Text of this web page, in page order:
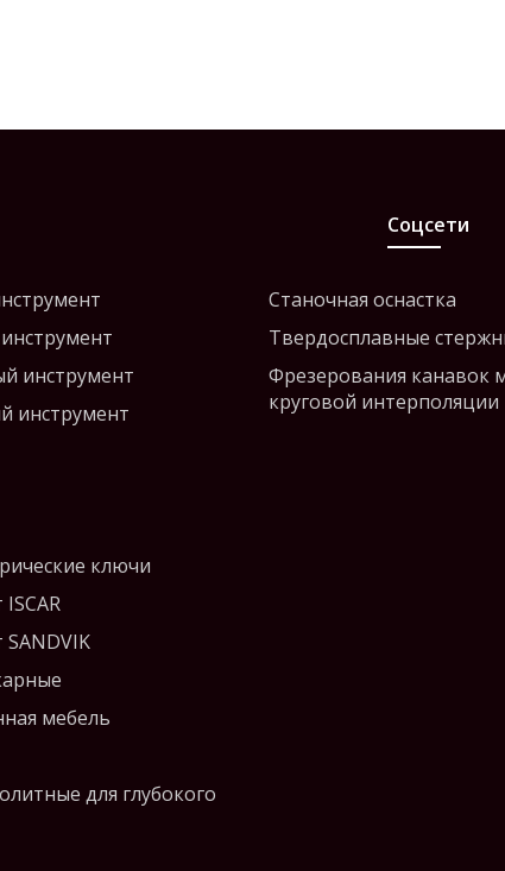
инструмент
инструмент
ключи
мебель
для глубокого
Станочная оснастка
Твердосплавные
Фрезерования канавок
круговой интерполяции
Соцсети